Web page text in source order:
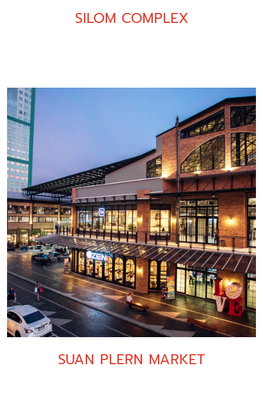
SILOM COMPLEX
SUAN PLERN MARKET